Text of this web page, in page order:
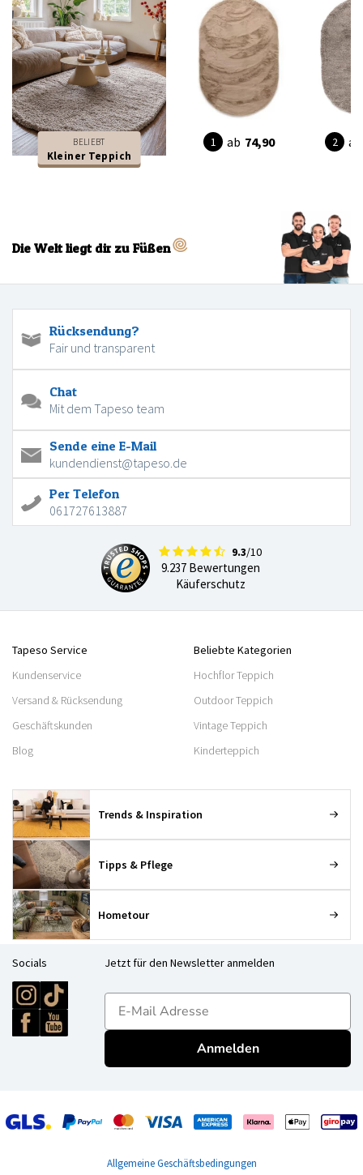
BELIEBT
Kleiner Teppich
ab 74,90 ab
Die Welt liegt dir zu Füßen
Rücksendung?
Fair und transparent
Chat
Mit dem Tapeso team
Sende eine E-Mail
kundendienst@tapeso.de
Per Telefon
061727613887
9.3/10
9.237 Bewertungen
Käuferschutz
Tapeso Service
Kundenservice
Versand & Rücksendung
Geschäftskunden
Blog
Beliebte Kategorien
Hochflor Teppich
Outdoor Teppich
Vintage Teppich
Kinderteppich
Trends & Inspiration
Tipps & Pflege
Hometour
Socials Jetzt für den Newsletter anmelden
E-mailadres
Anmelden
Allgemeine Geschäftsbedingungen